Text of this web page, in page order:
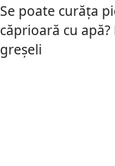
Se poate curăța
căprioară cu apă?
greșeli